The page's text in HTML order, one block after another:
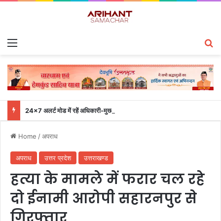
Home /अपराध
अपराध उत्तर प्रदेश उत्तराखण्ड
हत्या के मामले में फरार चल रहे
दो ईनामी आरोपी सहारनपुर से